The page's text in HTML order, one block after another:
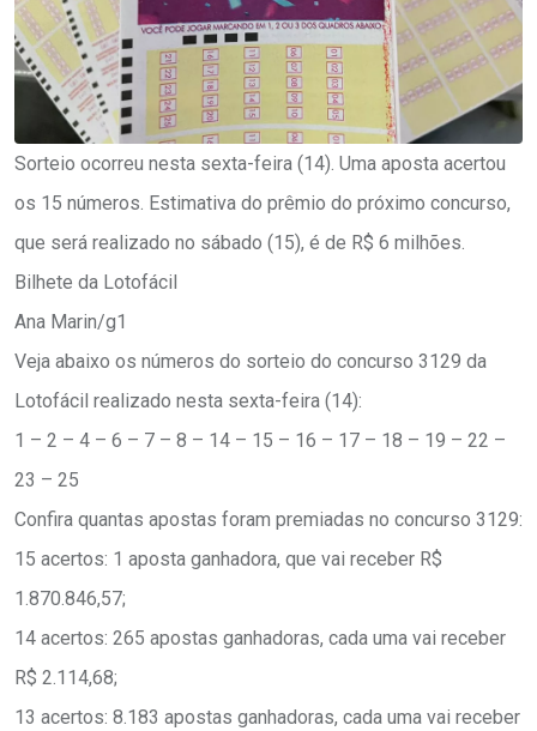
Sorteio ocorreu nesta sexta-feira (14). Uma aposta acertou
os 15 números. Estimativa do prêmio do próximo concurso,
que será realizado no sábado (15), é de R$ 6 milhões.
Bilhete da Lotofácil
Ana Marin/g1
Veja abaixo os números do sorteio do concurso 3129 da
Lotofácil realizado nesta sexta-feira (14):
1 – 2 – 4 – 6 – 7 – 8 – 14 – 15 – 16 – 17 – 18 – 19 – 22 –
23 – 25
Confira quantas apostas foram premiadas no concurso 3129:
15 acertos: 1 aposta ganhadora, que vai receber R$
1.870.846,57;
14 acertos: 265 apostas ganhadoras, cada uma vai receber
R$ 2.114,68;
13 acertos: 8.183 apostas ganhadoras, cada uma vai receber